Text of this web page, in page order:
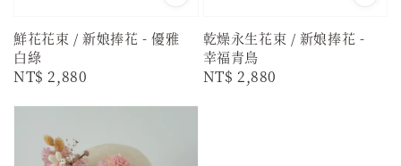
鮮花花束 / 新娘捧花 - 優雅
白綠
Regular
NT$ 2,880
乾燥永生花束 / 新娘捧花 -
幸福青鳥
Regular
NT$ 2,880